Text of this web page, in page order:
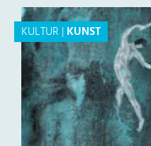
KULTUR |KUNST